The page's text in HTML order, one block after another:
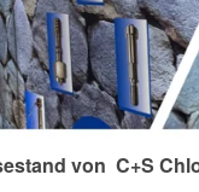
von C+S